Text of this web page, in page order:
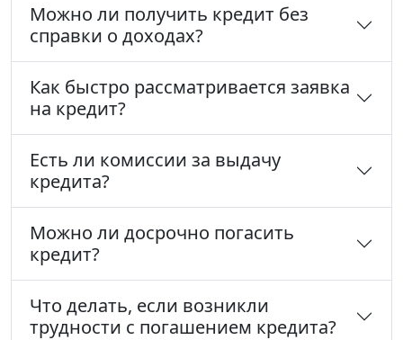
Можно ли получить кредит без
справки о доходах?
Как быстро рассматривается заявка
на кредит?
Есть ли комиссии за выдачу
кредита?
Можно ли досрочно погасить
кредит?
Что делать, если возникли
трудности с погашением кредита?